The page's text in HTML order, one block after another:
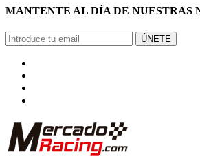
MANTENTE AL DÍA DE NUESTRAS
ÚNETE